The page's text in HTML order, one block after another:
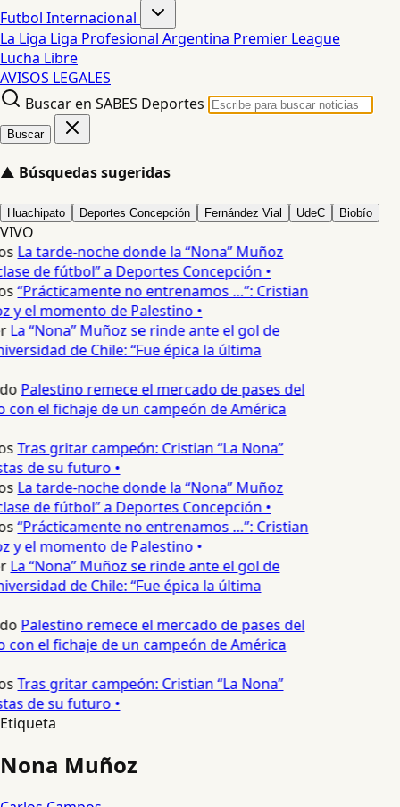
Futbol Internacional
La Liga Liga Profesional Argentina Premier League
Lucha Libre
AVISOS LEGALES
Buscar en SABES Deportes
Buscar
▲ Búsquedas sugeridas
Huachipato Deportes Concepción Fernández Vial UdeC Biobío
VIVO
La tarde-noche donde la “Nona” Muñoz
de fútbol” a Deportes Concepción •
“Prácticamente no entrenamos …”: Cristian
y el momento de Palestino •
La “Nona” Muñoz se rinde ante el gol de
de Chile: “Fue épica la última
Palestino remece el mercado de pases del
el fichaje de un campeón de América
Tras gritar campeón: Cristian “La Nona”
de su futuro •
La tarde-noche donde la “Nona” Muñoz
de fútbol” a Deportes Concepción •
“Prácticamente no entrenamos …”: Cristian
y el momento de Palestino •
La “Nona” Muñoz se rinde ante el gol de
de Chile: “Fue épica la última
Palestino remece el mercado de pases del
el fichaje de un campeón de América
Tras gritar campeón: Cristian “La Nona”
de su futuro •
Etiqueta
Nona Muñoz